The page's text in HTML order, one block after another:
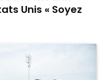
Unis « Soyez